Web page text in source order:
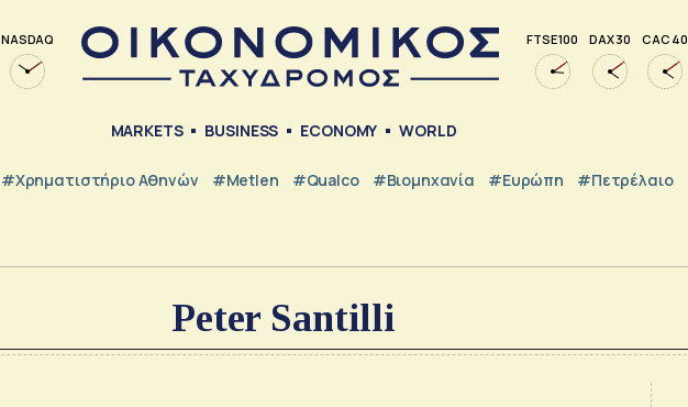
NASDAQ FTSE 100 DAX 30 CAC 40
MARKETS BUSINESS ECONOMY WORLD
#Χρηματιστήριο Αθηνών #metlen #Qualco #Βιομηχανία #Ευρώπη #Πετρέλαιο
Peter Santilli